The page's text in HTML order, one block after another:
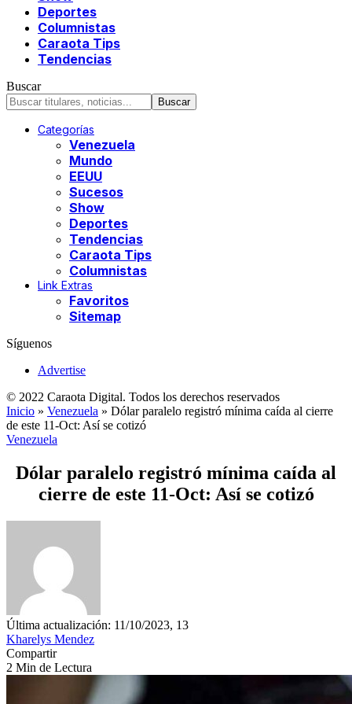
Deportes
Columnistas
Caraota Tips
Tendencias
Buscar
Categorías
Venezuela
Mundo
EEUU
Sucesos
Show
Deportes
Tendencias
Caraota Tips
Columnistas
Link Extras
Favoritos
Sitemap
Síguenos
Advertise
© 2022 Caraota Digital. Todos los derechos reservados
Inicio » Venezuela » Dólar paralelo registró mínima caída al cierre
de este 11-Oct: Así se cotizó
Venezuela
Dólar paralelo registró mínima caída al
cierre de este 11-Oct: Así se cotizó
Última actualización: 11/10/2023, 13
Kharelys Mendez
Compartir
2 Min de Lectura